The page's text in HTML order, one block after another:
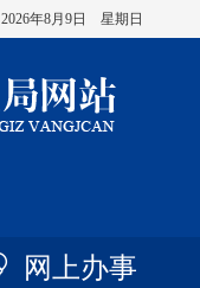
2026年8月9日 星期日
网上办事